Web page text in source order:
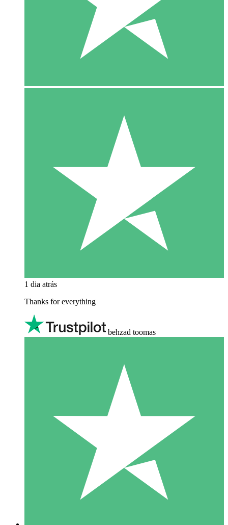
1 dia atrás
Thanks for everything
behzad toomas